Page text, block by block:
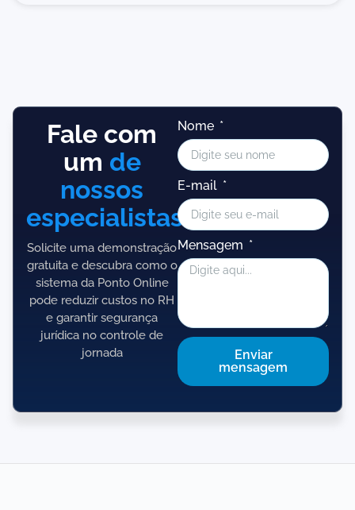
Fale com
um de
nossos
especialistas!
Solicite uma demonstração
gratuita e descubra como o
sistema da Ponto Online
pode reduzir custos no RH
e garantir segurança
jurídica no controle de
jornada
Nome
E-mail
Mensagem
Enviar
mensagem